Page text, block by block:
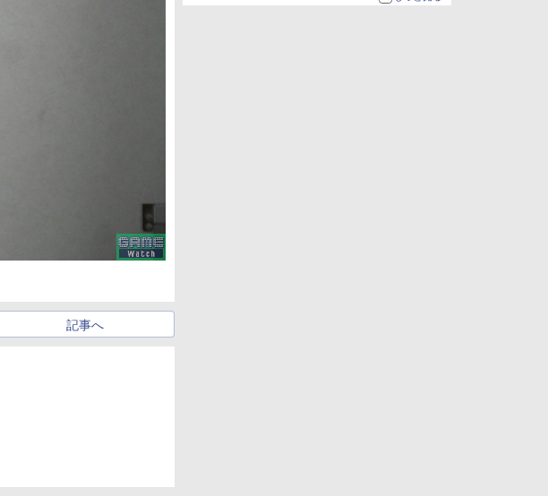
記事へ